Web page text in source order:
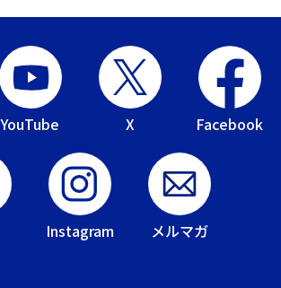
YouTube X Facebook
Instagram メルマガ